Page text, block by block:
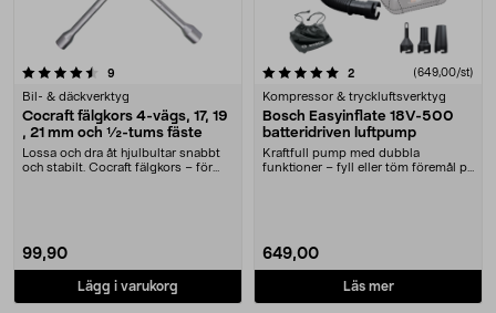
9
Bil- & däckverktyg
Cocraft fälgkors 4-vägs, 17, 19
, 21 mm och ½-tums fäste
Lossa och dra åt hjulbultar snabbt
och stabilt. Cocraft fälgkors – för
99,90
Lägg i varukorg
5.0 av 5 stjärnor 2recensioner(649,00/st)
Kompressor & tryckluftsverktyg
Bosch Easyinflate 18V-500
batteridriven luftpump
Kraftfull pump med dubbla
funktioner – fyll eller töm föremål på
649,00
Läs mer